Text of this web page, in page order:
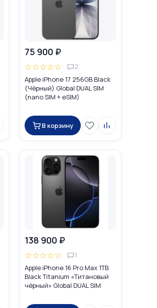
75 900 ₽
☆☆☆☆☆ 2
Apple iPhone 17 256GB Black
(Чёрный) Global DUAL SIM
(nano SIM + eSIM)
В корзину
138 900 ₽
☆☆☆☆☆ 1
Apple iPhone 16 Pro Max 1TB
Black Titanium «Титановый
чёрный» Global DUAL SIM